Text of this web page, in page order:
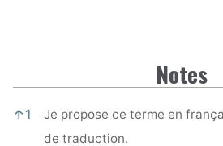
Notes
Notes
↑1
Je propose ce terme en
de traduction.